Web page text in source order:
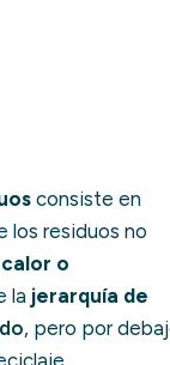
consiste en
los residuos no
o
la jerarquía de
, pero por